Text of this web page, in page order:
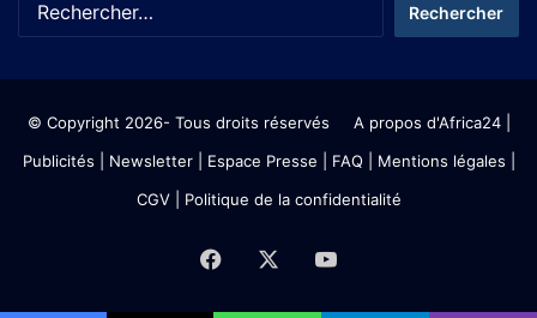
© Copyright 2026- Tous droits réservés A propos d'Africa24|
Publicités
Newsletter| Espace Presse | FAQ | Mentions légales
CGV| Politique de la confidentialité